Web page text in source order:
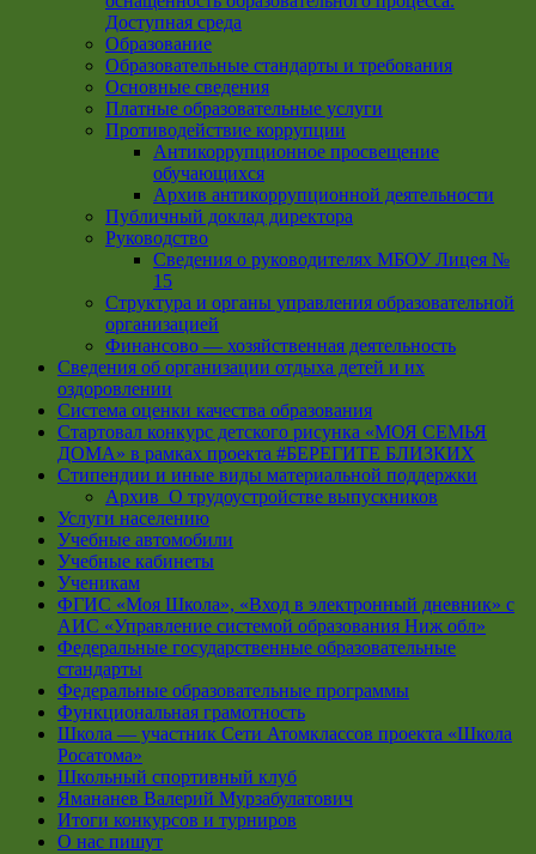
Доступная среда
Образование
Образовательные стандарты и требования
Основные сведения
Платные образовательные услуги
Противодействие коррупции
Антикоррупционное просвещение
обучающихся
Архив антикоррупционной деятельности
Публичный доклад директора
Руководство
Cведения о руководителях МБОУ Лицея №
15
Структура и органы управления образовательной
организацией
Финансово — хозяйственная деятельность
Сведения об организации отдыха детей и их
оздоровлении
Система оценки качества образования
Стартовал конкурс детского рисунка «МОЯ СЕМЬЯ
ДОМА» в рамках проекта #БЕРЕГИТЕ БЛИЗКИХ
Стипендии и иные виды материальной поддержки
Архив_О трудоустройстве выпускников
Услуги населению
Учебные автомобили
Учебные кабинеты
Ученикам
ФГИС «Моя Школа», «Вход в электронный дневник» с
АИС «Управление системой образования Ниж обл»
Федеральные государственные образовательные
стандарты
Федеральные образовательные программы
Функциональная грамотность
Школа — участник Сети Атомклассов проекта «Школа
Росатома»
Школьный спортивный клуб
Ямананев Валерий Мурзабулатович
Итоги конкурсов и турниров
О нас пишут